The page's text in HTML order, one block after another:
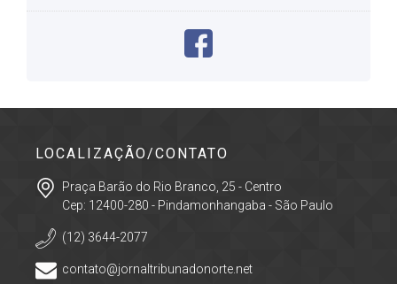
LOCALIZAÇÃO/CONTATO
Praça Barão do Rio Branco, 25 - Centro
Cep: 12400-280 - Pindamonhangaba - São Paulo
(12) 3644-2077
contato@jornaltribunadonorte.net